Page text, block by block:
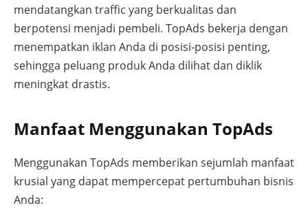
mendatangkan traffic yang berkualitas dan
berpotensi menjadi pembeli. TopAds bekerja dengan
menempatkan iklan Anda di posisi-posisi penting,
sehingga peluang produk Anda dilihat dan diklik
meningkat drastis.
Manfaat Menggunakan TopAds
Menggunakan TopAds memberikan sejumlah manfaat
krusial yang dapat mempercepat pertumbuhan bisnis
Anda: